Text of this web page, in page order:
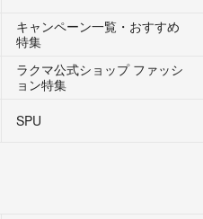
キャンペーン一覧・おすすめ
特集
ラクマ公式ショップ ファッシ
ョン特集
SPU